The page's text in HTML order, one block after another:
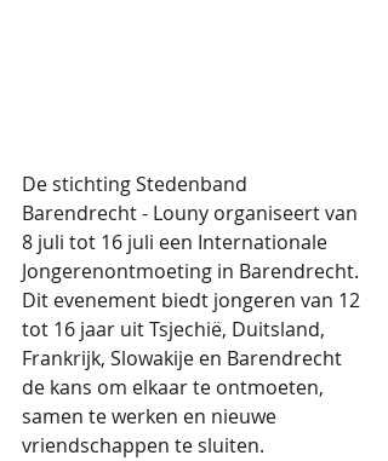
De stichting Stedenband
Barendrecht - Louny organiseert van
8 juli tot 16 juli een Internationale
Jongerenontmoeting in Barendrecht.
Dit evenement biedt jongeren van 12
tot 16 jaar uit Tsjechië, Duitsland,
Frankrijk, Slowakije en Barendrecht
de kans om elkaar te ontmoeten,
samen te werken en nieuwe
vriendschappen te sluiten.